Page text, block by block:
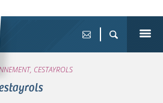
CESTAYROLS